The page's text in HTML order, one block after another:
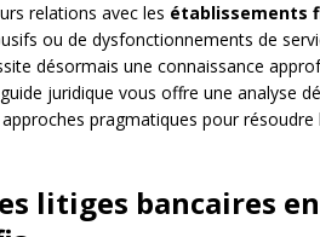
relations avec les établissements
ou de dysfonctionnements de
désormais une connaissance
juridique vous offre une analyse
pragmatiques pour résoudre
litiges bancaires